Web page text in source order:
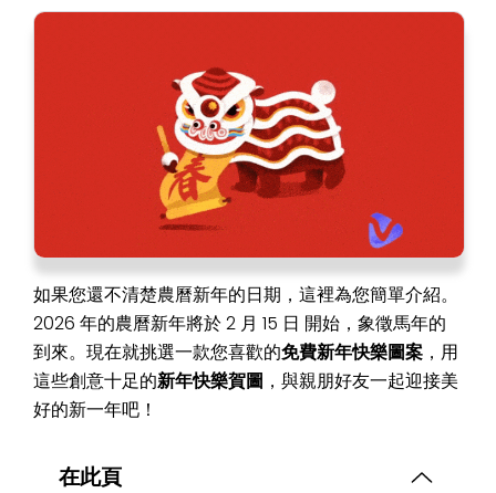
如果您還不清楚農曆新年的日期，這裡為您簡單介紹。
2026 年的農曆新年將於 2 月 15 日 開始，象徵馬年的
到來。現在就挑選一款您喜歡的免費新年快樂圖案 ，用
這些創意十足的新年快樂賀圖 ，與親朋好友一起迎接美
好的新一年吧！
在此頁